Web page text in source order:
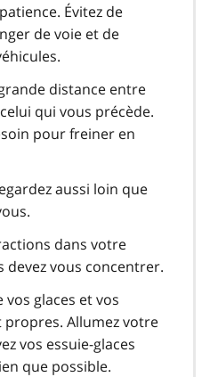
Évitez de
de voie et de
distance entre
qui vous précède.
pour freiner en
aussi loin que
dans votre
devez vous concentrer.
vos glaces et vos
Allumez votre
vos essuie-glaces
que possible.